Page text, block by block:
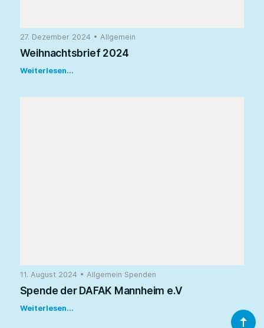
27. Dezember 2024 • Allgemein
Weihnachtsbrief 2024
Weiterlesen...
11. August 2024 • Allgemein Spenden
Spende der DAFAK Mannheim e.V
Weiterlesen...